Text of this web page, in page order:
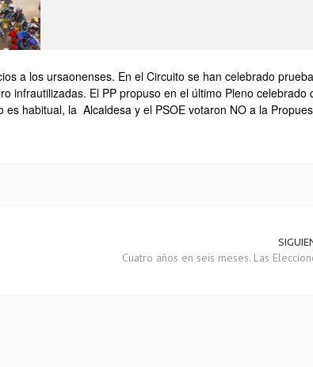
a los ursaonenses. En el Circuito se han celebrado
infrautilizadas. El PP propuso en el último Pleno celebrado
habitual, la Alcaldesa y el PSOE votaron NO a la
Cuatro años en seis meses. Las